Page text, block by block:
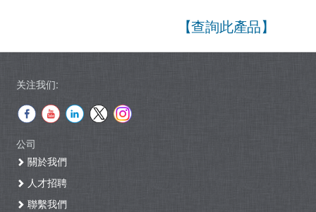
【查詢此產品】
关注我们:
公司
關於我們
人才招聘
聯繫我們